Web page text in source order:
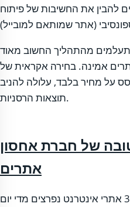
להבין את החשיבות של פיתוח
מהתהליך החשוב מאוד
אמינה. בחירה אקראית של
על מחיר בלבד, עלולה להניב
תוצאות הרסניות.
של חברת אחסון
אתרים